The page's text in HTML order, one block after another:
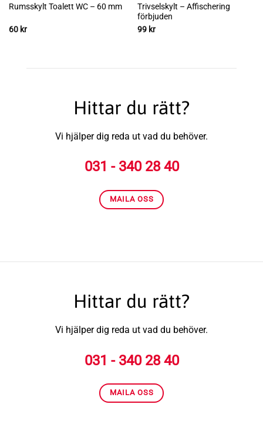
Rumsskylt Toalett WC – 60 mm
60 kr
Trivselskylt – Affischering
förbjuden
99 kr
Hittar du rätt?
Vi hjälper dig reda ut vad du behöver.
031 - 340 28 40
MAILA OSS
Hittar du rätt?
Vi hjälper dig reda ut vad du behöver.
031 - 340 28 40
MAILA OSS